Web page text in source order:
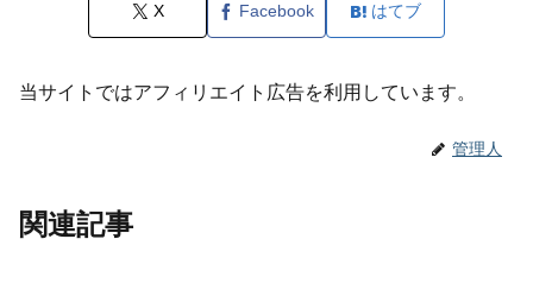
X Facebook はてブ
当サイトではアフィリエイト広告を利用しています。
管理人
関連記事